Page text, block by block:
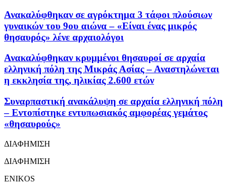
Ανακαλύφθηκαν σε αγρόκτημα 3 τάφοι πλούσιων
γυναικών του 9ου αιώνα – «Είναι ένας μικρός
θησαυρός» λένε αρχαιολόγοι
Ανακαλύφθηκαν κρυμμένοι θησαυροί σε αρχαία
ελληνική πόλη της Μικράς Ασίας – Αναστηλώνεται
η εκκλησία της, ηλικίας 2.600 ετών
Συναρπαστική ανακάλυψη σε αρχαία ελληνική πόλη
– Εντοπίστηκε εντυπωσιακός αμφορέας γεμάτος
«θησαυρούς»
ΔΙΑΦΗΜΙΣΗ
ΔΙΑΦΗΜΙΣΗ
ENIKOS